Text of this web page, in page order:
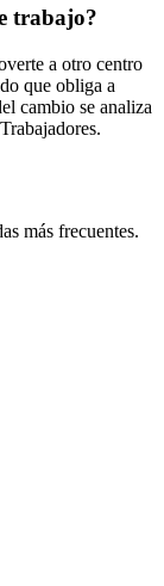
trabajo?
a otro centro
que obliga a
cambio se analiza
más frecuentes.